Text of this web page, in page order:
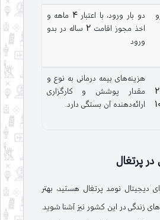
دو بار ورود، با اعتبار 4 ماهه و
اخذ مجوز اقامت 2 ساله در بدو
ورود
هزینه‌های بیمه درمانی به نوع و
مقدار پوشش و کارگزاری
ارائه‌دهنده آن بستگی دارد.
پرتغال
دیجیتال نومد پرتغال هستید، بهتر
زندگی در این کشور نیز آشنا شوید.